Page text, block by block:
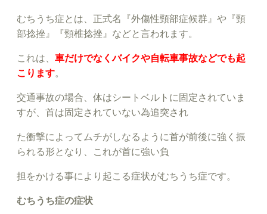
むちうち症とは、正式名『外傷性頸部症候群』や『頸
部捻挫』『頸椎捻挫』などと言われます。
これは、 車だけでなくバイクや自転車事故などでも起
こります。
交通事故の場合、体はシートベルトに固定されていま
すが、首は固定されていない為追突され
た衝撃によってムチがしなるように首が前後に強く振
られる形となり、これが首に強い負
担をかける事により起こる症状がむちうち症です。
むちうち症の症状